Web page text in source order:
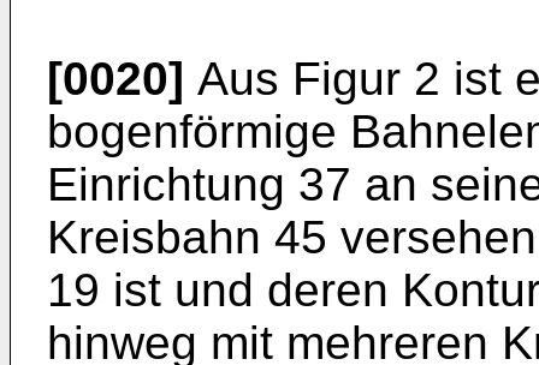
[0020] Aus Figur 2 ist
bogenförmige
Einrichtung 37 an
Kreisbahn 45
19 ist und deren
hinweg mit mehreren